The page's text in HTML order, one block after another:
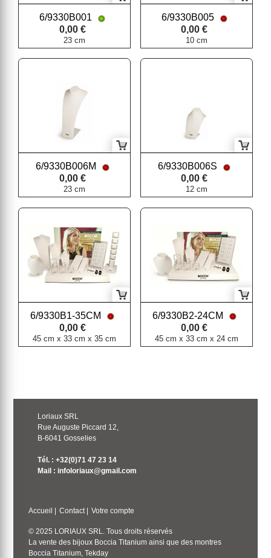
6/9330B001
0,00 €
23 cm
6/9330B005
0,00 €
10 cm
6/9330B006M
0,00 €
23 cm
6/9330B006S
0,00 €
12 cm
6/9330B1-35CM
0,00 €
45 cm x 33 cm x 35 cm
6/9330B2-24CM
0,00 €
45 cm x 33 cm x 24 cm
Loriaux SRL
Rue Auguste Piccard 12,
B-6041 Gosselies
Tél. : +32(0)71 47 23 14
Mail : infoloriaux@gmail.com
Accueil | Contact | Votre compte
© 2025 LORIAUX SRL. Tous droits réservés
La vente des bijoux Boccia Titanium ainsi que des montres
Boccia Titanium, Tekday